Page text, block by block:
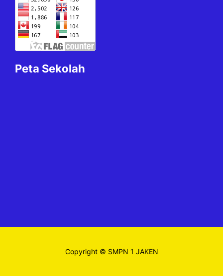
Peta Sekolah
Copyright © SMPN 1 JAKEN